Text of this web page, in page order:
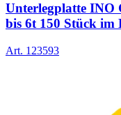
Unterlegplatte INO
bis 6t 150 Stück im
Art. 123593